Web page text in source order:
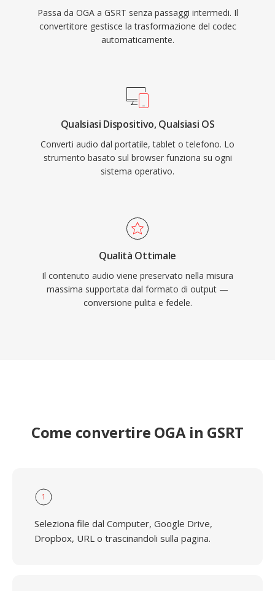
Passa da OGA a GSRT senza passaggi intermedi. Il
convertitore gestisce la trasformazione del codec
automaticamente.
Qualsiasi Dispositivo, Qualsiasi OS
Converti audio dal portatile, tablet o telefono. Lo
strumento basato sul browser funziona su ogni
sistema operativo.
Qualità Ottimale
Il contenuto audio viene preservato nella misura
massima supportata dal formato di output —
conversione pulita e fedele.
Come convertire OGA in GSRT
1
Seleziona file dal Computer, Google Drive,
Dropbox, URL o trascinandoli sulla pagina.